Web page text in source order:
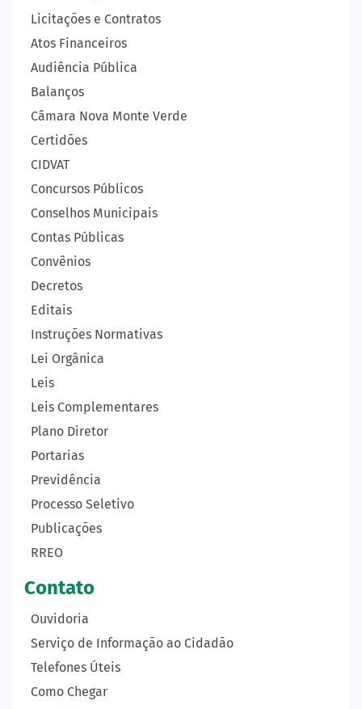
Licitações e Contratos
Atos Financeiros
Audiência Pública
Balanços
Câmara Nova Monte Verde
Certidões
CIDVAT
Concursos Públicos
Conselhos Municipais
Contas Públicas
Convênios
Decretos
Editais
Instruções Normativas
Lei Orgânica
Leis
Leis Complementares
Plano Diretor
Portarias
Previdência
Processo Seletivo
Publicações
RREO
Contato
Ouvidoria
Serviço de Informação ao Cidadão
Telefones Úteis
Como Chegar